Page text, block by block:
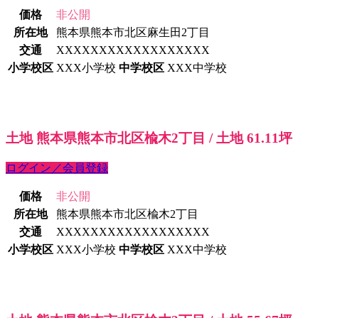
価格
非公開
所在地
熊本県熊本市北区麻生田2丁目
交通
XXXXXXXXXXXXXXXXXX
小学校区 XXX小学校 中学校区 XXX中学校
土地 熊本県熊本市北区楡木2丁目 / 土地 61.11坪
ログイン／会員登録
価格
非公開
所在地
熊本県熊本市北区楡木2丁目
交通
XXXXXXXXXXXXXXXXXX
小学校区 XXX小学校 中学校区 XXX中学校